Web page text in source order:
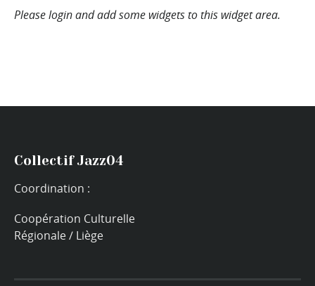
Please login and add some widgets to this widget area.
Collectif Jazz04
Coordination :
Coopération Culturelle
Régionale / Liège